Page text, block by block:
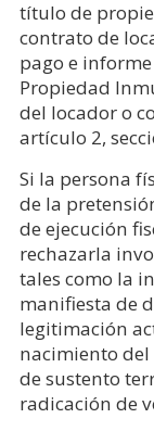
título de
contrato de
pago e
Propiedad
del locador o
artículo 2,
Si la persona
de la
de ejecución
rechazarla
tales como la
manifiesta de
legitimación
nacimiento
de sustento
radicación de